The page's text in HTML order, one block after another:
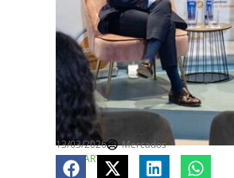
13/03/2026
Mercados
COMPARTE